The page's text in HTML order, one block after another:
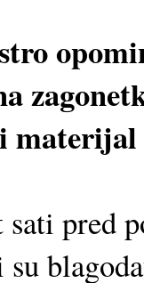
sati pred